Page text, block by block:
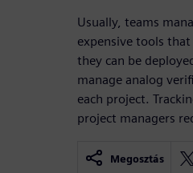
Usually, teams
expensive tools
they can be
manage analog
each project.
project managers
Megosztás